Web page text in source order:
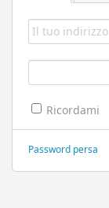
Ricordami
Password persa